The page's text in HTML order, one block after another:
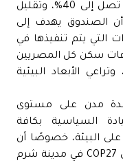
39%، وتقليل استهلاك المياه لنسب تصل إلى 40%، وتقليل
70% وأضافت أن الصندوق يهدف إلى
التي يتم تنفيذها في
سكن كل المصريين
الأبعاد البيئية
مدن على مستوى
السياسية بكافة
البيئة، خصوصًا أن
مصر تستضيف مؤتمر المناخ العالمي COP27 في مدينة شرم